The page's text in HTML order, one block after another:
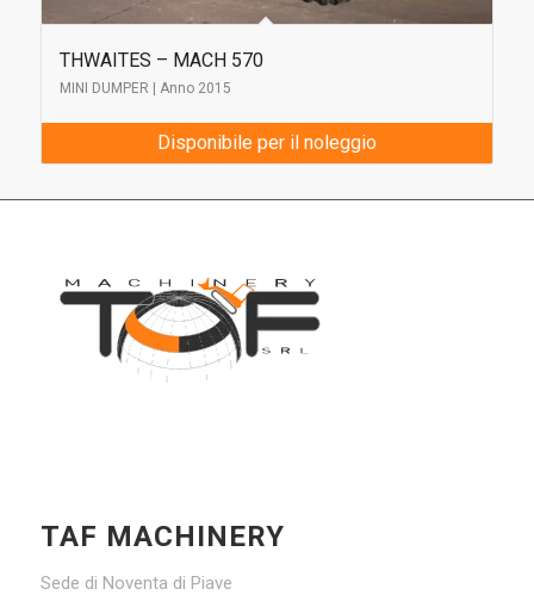
THWAITES – MACH 570
MINI DUMPER | Anno 2015
Disponibile per il noleggio
TAF MACHINERY
Sede di Noventa di Piave